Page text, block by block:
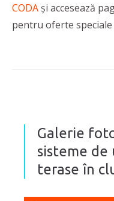
CODA și accesează
pentru oferte speciale
Galerie
sisteme de
terase în